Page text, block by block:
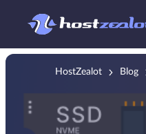
HostZealot Blog